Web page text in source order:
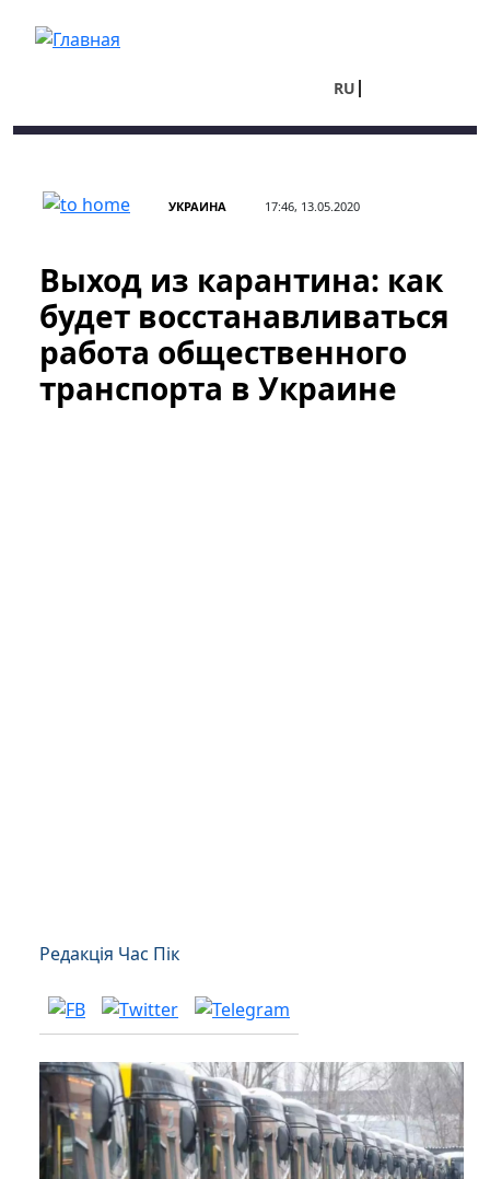
RU
УКРАИНА 17:46, 13.05.2020
Выход из карантина: как
будет восстанавливаться
работа общественного
транспорта в Украине
Редакція Час Пік